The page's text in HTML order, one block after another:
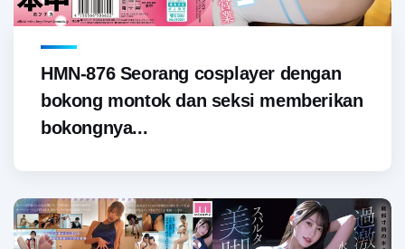
HMN-876 Seorang cosplayer dengan
bokong montok dan seksi memberikan
bokongnya...